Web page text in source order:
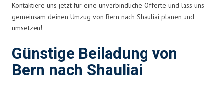
Kontaktiere uns jetzt für eine unverbindliche Offerte und lass uns
gemeinsam deinen Umzug von Bern nach Shauliai planen und
umsetzen!
Günstige Beiladung von
Bern nach Shauliai